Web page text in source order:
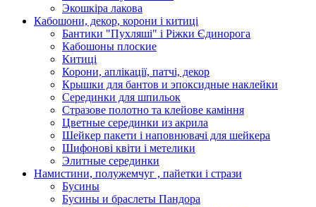
Экошкiра лакова
Кабошони, декор, корони і китиці
Бантики "Пухляші" і Ріжки Єдинорога
Кабошоны плоские
Китиці
Корони, аплікації, патчі, декор
Крышки для бантов и эпоксидные наклейки
Серединки для шпильок
Стразове полотно та клейове каміння
Цветные серединки из акрила
Шейкер пакети і наповнювачі для шейкера
Шифонові квіти і метелики
Элитные серединки
Намистини, полужемчуг , пайетки і стрази
Бусины
Бусины и браслеты Пандора